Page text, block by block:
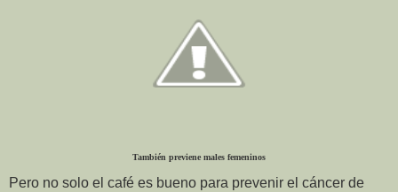
También previene males femeninos
Pero no solo el café es bueno para prevenir el cáncer de